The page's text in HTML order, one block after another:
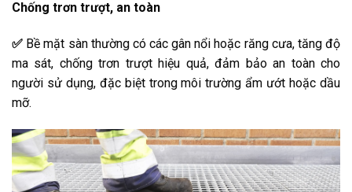
Chống trơn trượt, an toàn
✅ Bề mặt sàn thường có các gân nổi hoặc răng cưa, tăng độ
ma sát, chống trơn trượt hiệu quả, đảm bảo an toàn cho
người sử dụng, đặc biệt trong môi trường ẩm ướt hoặc dầu
mỡ.